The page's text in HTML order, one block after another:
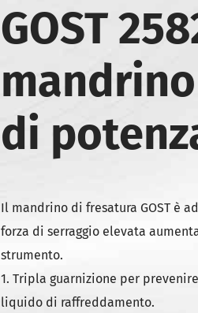
GOST
di
Il mandrino di fresatura GOST è
forza di serraggio elevata
strumento.
1. Tripla guarnizione per
liquido di raffreddamento.